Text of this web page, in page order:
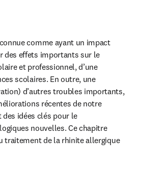
comme ayant un impact
des effets importants sur le
et professionnel, d’une
scolaires. En outre, une
d’autres troubles importants,
récentes de notre
idées clés pour le
nouvelles. Ce chapitre
traitement de la rhinite allergique